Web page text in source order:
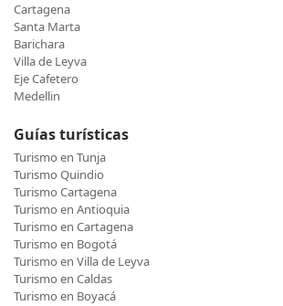
Cartagena
Santa Marta
Barichara
Villa de Leyva
Eje Cafetero
Medellin
Guías turísticas
Turismo en Tunja
Turismo Quindio
Turismo Cartagena
Turismo en Antioquia
Turismo en Cartagena
Turismo en Bogotá
Turismo en Villa de Leyva
Turismo en Caldas
Turismo en Boyacá